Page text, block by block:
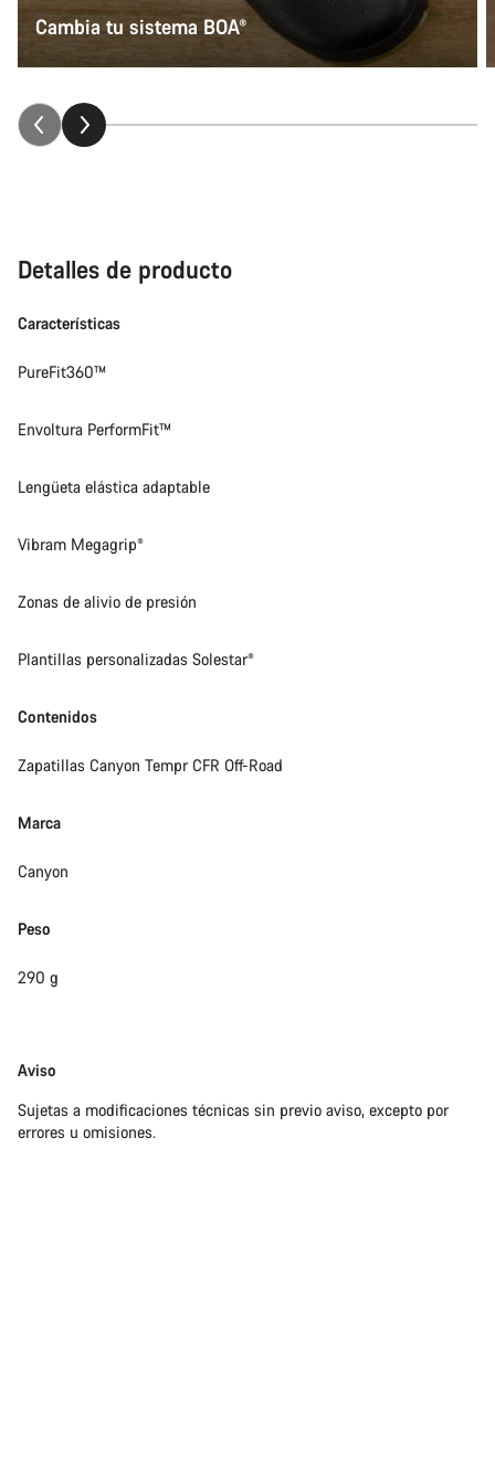
Cambia tu sistema BOA®
Detalles de producto
Características
PureFit360™
Envoltura PerformFit™
Lengüeta elástica adaptable
Vibram Megagrip®
Zonas de alivio de presión
Plantillas personalizadas Solestar®
Contenidos
Zapatillas Canyon Tempr CFR Off-Road
Marca
Canyon
Peso
290 g
Exención
responsabilidades
Aviso
Sujetas a modificaciones técnicas sin previo aviso, excepto por
errores u omisiones.